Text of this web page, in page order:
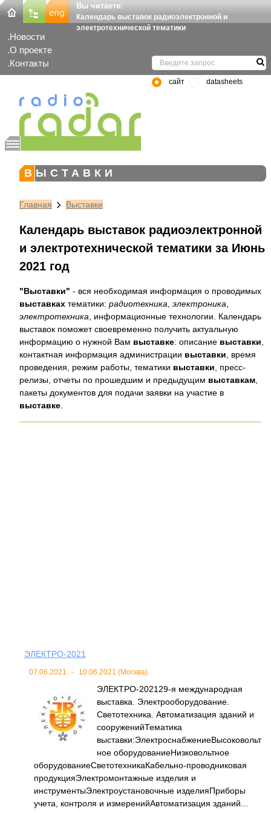
Вы читаете:
Календарь выставок радиоэлектронной и
электротехнической тематики
Новости
О проекте
Контакты
сайт datasheets
ВЫСТАВКИ
Главная Выставки
Календарь выставок радиоэлектронной
и электротехнической тематики за Июнь
2021 год
"Выставки" - вся необходимая информация о проводимых
выставках тематики: радиотехника электроника
электротехника , информационные технологии. Календарь
выставок поможет своевременно получить актуальную
информацию о нужной Вам выставке: описание выставки
контактная информация администрации выставки , время
проведения, режим работы, тематики выставки , пресс-
релизы, отчеты по прошедшим и предыдущим выставкам
пакеты документов для подачи заявки на участие в
выставке
ЭЛЕКТРО-2021
07.06.2021 - 10.06.2021 (Москва)
ЭЛЕКТРО-202129-я международная
выставка. Электрооборудование.
Светотехника. Автоматизация зданий и
сооруженийТематика
выставки:ЭлектроснабжениеВысоковольт
ное оборудованиеНизковольтное
оборудованиеСветотехникаКабельно-проводниковая
продукцияЭлектромонтажные изделия и
инструментыЭлектроустановочные изделияПриборы
учета, контроля и измеренийАвтоматизация зданий...